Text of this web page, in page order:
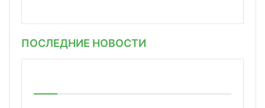
ПОСЛЕДНИЕ НОВОСТИ